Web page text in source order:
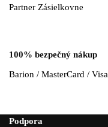
Partner Zásielkovne
100% bezpečný nákup
Barion / MasterCard / Visa
Podpora